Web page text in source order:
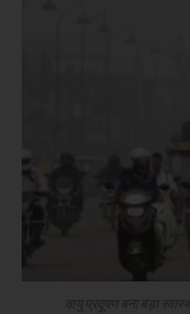
वायु प्रदूषण बना बड़ा